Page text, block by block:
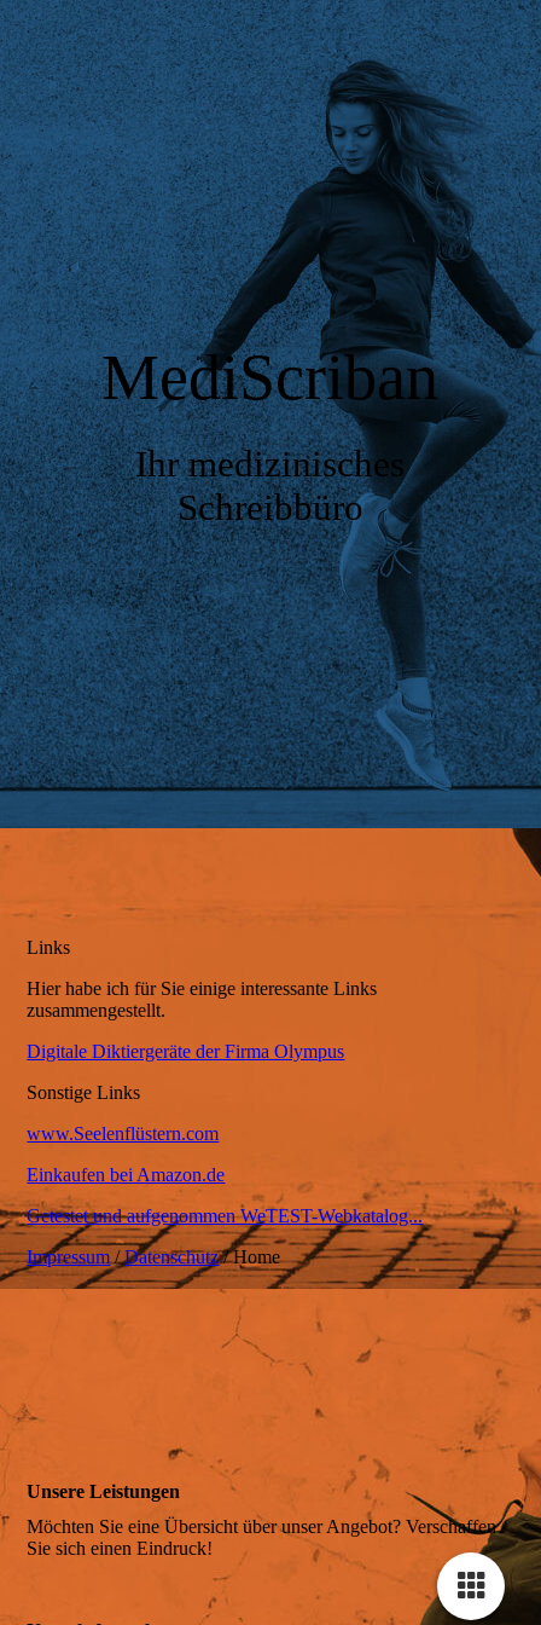
MediScriban
Ihr medizinisches
Schreibbüro
Links
Hier habe ich für Sie einige interessante Links
zusammengestellt.
Digitale Diktiergeräte der Firma Olympus
Sonstige Links
www.Seelenflüstern.com
Einkaufen bei Amazon.de
Getestet und aufgenommen WeTEST-Webkatalog...
Impressum/Datenschutz/Home
Unsere Leistungen
Möchten Sie eine Übersicht über unser Angebot? Verschaffen
Sie sich einen Eindruck!
Home
Dienstleistungen
Datenschutz
Diktatzusendung
Preisliste
Über mich
AGB's
Links
Impressum
Sitemap
Kontakt